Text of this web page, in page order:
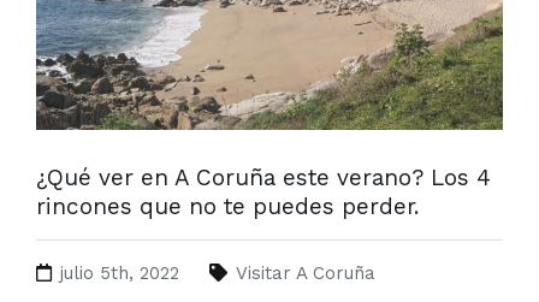
¿Qué ver en A Coruña este verano? Los 4
rincones que no te puedes perder.
julio 5th, 2022 Visitar A Coruña